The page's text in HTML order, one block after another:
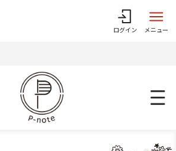
ログイン メニュー